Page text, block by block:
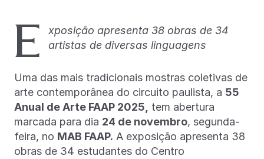
E
xposição apresenta 38 obras de 34
artistas de diversas linguagens
Uma das mais tradicionais mostras coletivas de
arte contemporânea do circuito paulista, a 55
Anual de Arte FAAP 2025, tem abertura
marcada para dia 24 de novembro, segunda-
feira, no MAB FAAP. A exposição apresenta 38
obras de 34 estudantes do Centro